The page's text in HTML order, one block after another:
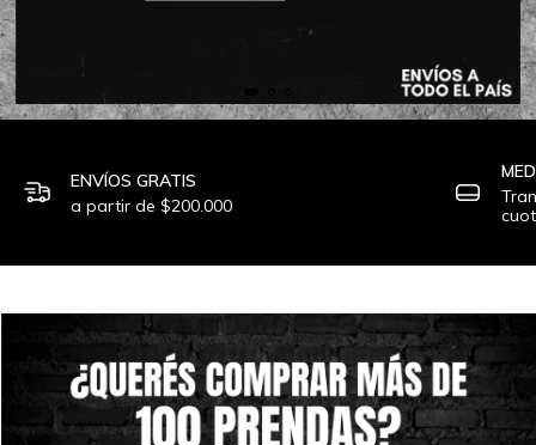
ENVÍOS GRATIS
a partir de $200.000